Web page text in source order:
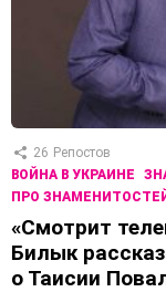
26 Репостов
ВОЙНА В УКРАИНЕ
ПРО
«Смотрит
Билык
о Таисии